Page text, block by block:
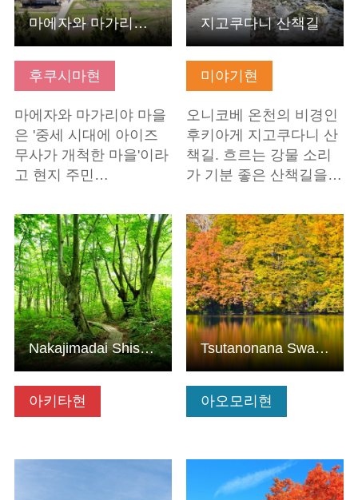
후쿠시마현
마에자와 마가리야 마을
은 '중세 시대에 아이즈
무사가 개척한 마을'이라
고 현지 주민…
마에자와 마가리야 마을
미야기현
오니코베 온천의 비경인
후키아게 지고쿠다니 산
책길. 흐르는 강물 소리
가 기분 좋은 산책길을…
지고쿠다니 산책길
아키타현
기본정보 보기
Nakajimadai Shishigahana Marsh
아오모리현
기본정보 보기
Tsutanonana Swamp
기본정보 보기